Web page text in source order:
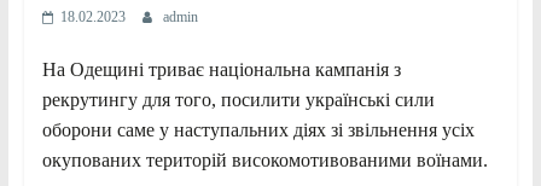
18.02.2023 admin
На Одещині триває національна кампанія з
рекрутингу для того, посилити українські сили
оборони саме у наступальних діях зі звільнення усіх
окупованих територій високомотивованими воїнами.